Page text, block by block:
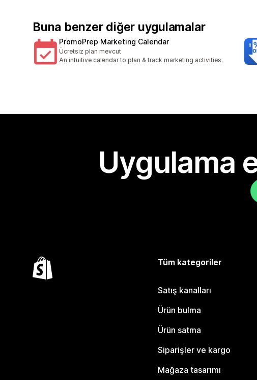
Buna benzer diğer uygulamalar
PromoPrep Marketing Calendar
Ücretsiz plan mevcut
An intuitive calendar to plan & track marketing activities.
Uygulama
Tüm kategoriler
Satış kanalları
Ürün bulma
Ürün satma
Siparişler ve kargo
Mağaza tasarımı